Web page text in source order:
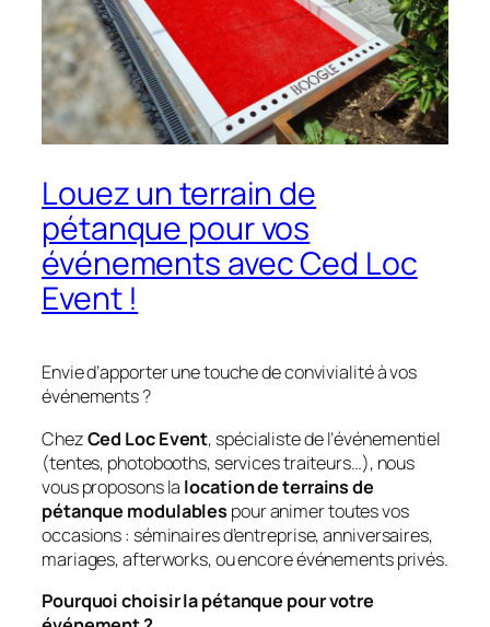
Louez un terrain de
pétanque pour vos
événements avec Ced Loc
Event !
Envie d’apporter une touche de convivialité à vos
événements ?
ChezCed Loc Event, spécialiste de l’événementiel
(tentes, photobooths, services traiteurs…), nous
vous proposons la location de terrains de
pétanque modulables pour animer toutes vos
occasions : séminaires d’entreprise, anniversaires,
mariages, afterworks, ou encore événements privés.
Pourquoi choisir la pétanque pour votre